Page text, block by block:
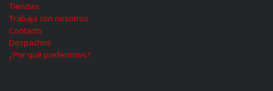
Tiendas
Trabaja con nosotros
Contacto
Despachos
¿Por qué preferirnos?